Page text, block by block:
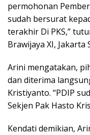
permohonan
sudah bersurat
terakhir Di PKS,”
Brawijaya XI, Jakarta
Arini mengatakan,
dan diterima
Kristiyanto. “PDIP
Sekjen Pak Hasto
Kendati demikian,